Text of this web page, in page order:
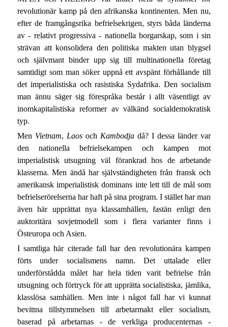
revolutionär kamp på den afrikanska kontinenten. Men nu,
efter de framgångsrika befrielsekrigen, styrs båda länderna
av - relativt progressiva - nationella borgarskap, som i sin
strävan att konsolidera den politiska makten utan blygsel
och självmant binder upp sig till multinationella företag
samtidigt som man söker uppnå ett avspänt förhållande till
det imperialistiska och rasistiska Sydafrika. Den socialism
man ännu säger sig förespråka består i allt väsentligt av
inomkapitalistiska reformer av välkänd socialdemokratisk
typ.
Men Vietnam, Laosoch Kambodja då? I dessa länder var
den nationella befrielsekampen och kampen mot
imperialistisk utsugning väl förankrad hos de arbetande
klasserna. Men ändå har självständigheten från fransk och
amerikansk imperialistisk dominans inte lett till de mål som
befrielserörelserna har haft på sina program. I stället har man
även här upprättat nya klassamhällen, fastän enligt den
auktoritära sovjetmodell som i flera varianter finns i
Östeuropa och Asien.
I samtliga här citerade fall har den revolutionära kampen
förts under socialismens namn. Det uttalade eller
underförstådda målet har hela tiden varit befrielse från
utsugning och förtryck för att upprätta socialistiska, jämlika,
klasslösa samhällen. Men inte i något fall har vi kunnat
bevittna tillstymmelsen till arbetarmakt eller socialism,
baserad på arbetarnas - de verkliga producenternas -